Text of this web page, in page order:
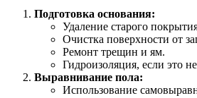
Подготовка основания:
Удаление старого
Очистка поверхности от
Ремонт трещин и ям.
Гидроизоляция, если это
Выравнивание пола:
Использование